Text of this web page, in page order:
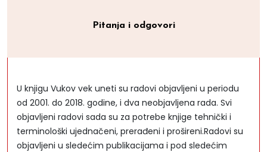
Pitanja i odgovori
U knjigu Vukov vek uneti su radovi objavljeni u periodu
od 2001. do 2018. godine, i dva neobjavljena rada. Svi
objavljeni radovi sada su za potrebe knjige tehnički i
terminološki ujednačeni, prerađeni i prošireni.Radovi su
objavljeni u sledećim publikacijama i pod sledećim